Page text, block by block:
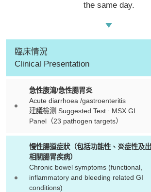
the same day.
臨床情況
Clinical Presentation
急性腹瀉/急性腸胃炎
Acute diarrhoea /gastroenteritis
建議檢测 Suggested Test : MSX GI
Panel（23 pathogen targets）
慢性腸道症狀（包括功能性、炎症性及
相關腸胃疾病）
Chronic bowel symptoms (functional,
inflammatory and bleeding related GI
conditions)